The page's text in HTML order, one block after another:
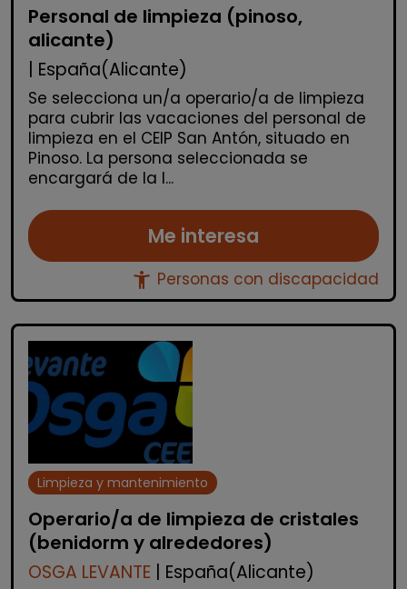
Personal de limpieza (pinoso,
alicante)
| España(Alicante)
Se selecciona un/a operario/a de limpieza
para cubrir las vacaciones del personal de
limpieza en el CEIP San Antón, situado en
Pinoso. La persona seleccionada se
encargará de la l...
Me interesa
accessibility_new Personas con discapacidad
Limpieza y mantenimiento
Operario/a de limpieza de cristales
(benidorm y alrededores)
OSGA LEVANTE | España(Alicante)